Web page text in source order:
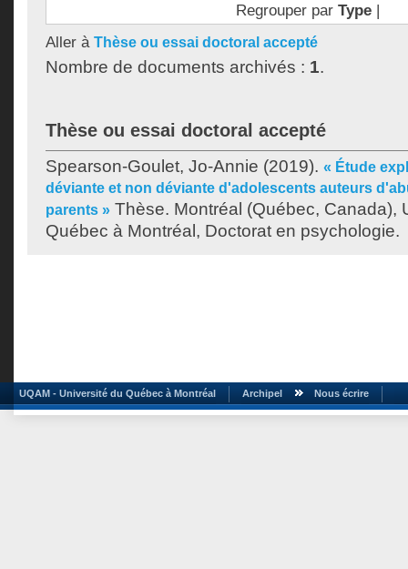
Regrouper par Type|
Aller à Thèse ou essai doctoral accepté
Nombre de documents archivés : 1.
Thèse ou essai doctoral accepté
Spearson-Goulet, Jo-Annie (2019). « Étude
déviante et non déviante d'adolescents auteurs
parents » Thèse. Montréal (Québec, Canada),
Québec à Montréal, Doctorat en psychologie.
UQAM - Université du Québec à Montréal Archipel Nous écrire